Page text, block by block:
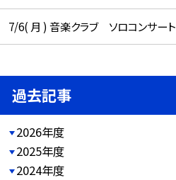
7/6( 月 ) 音楽クラブ ソロコンサート
過去記事
2026年度
2025年度
2024年度